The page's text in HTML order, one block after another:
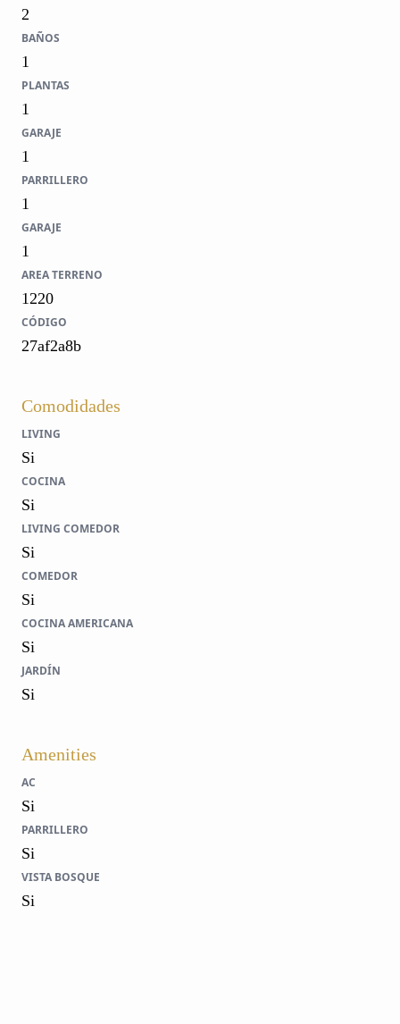
2
BAÑOS
1
PLANTAS
1
GARAJE
1
PARRILLERO
1
GARAJE
1
AREA TERRENO
1220
CÓDIGO
27af2a8b
Comodidades
LIVING
Si
COCINA
Si
LIVING COMEDOR
Si
COMEDOR
Si
COCINA AMERICANA
Si
JARDÍN
Si
Amenities
AC
Si
PARRILLERO
Si
VISTA BOSQUE
Si